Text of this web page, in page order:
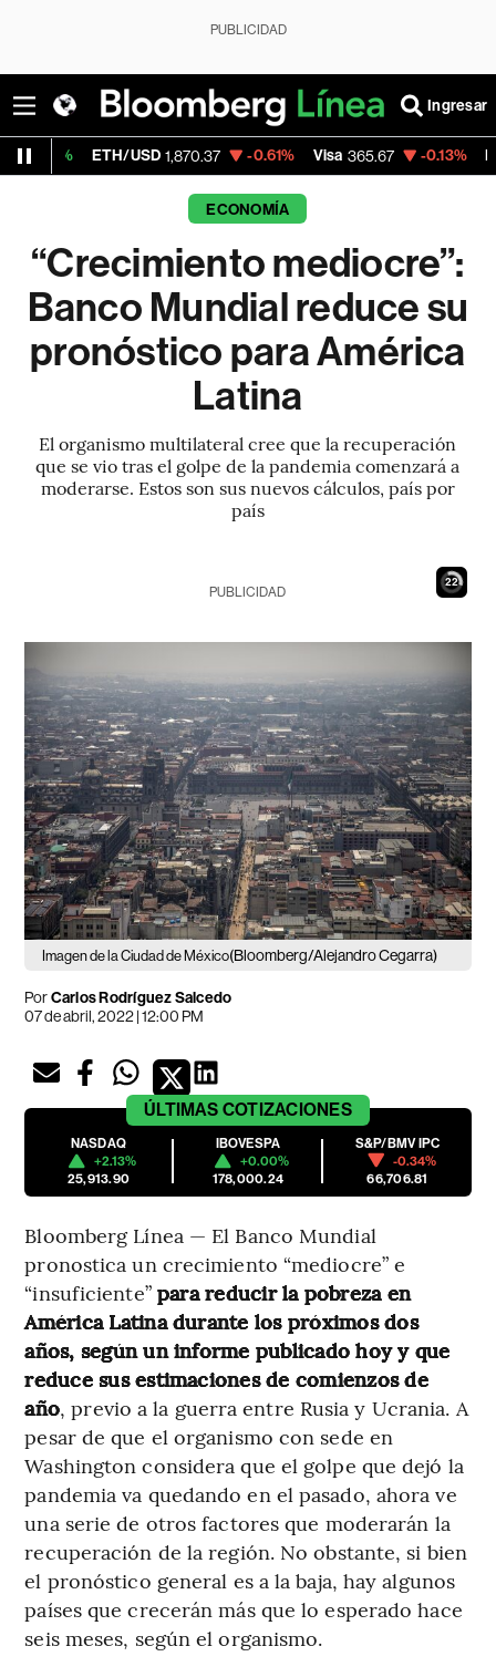
PUBLICIDAD
Ingresar
1,870.37 -0.61% Visa 365.67 -0.13% MercadoLibre
ECONOMÍA
“Crecimiento mediocre”:
Banco Mundial reduce su
pronóstico para América
Latina
El organismo multilateral cree que la recuperación
que se vio tras el golpe de la pandemia comenzará a
moderarse. Estos son sus nuevos cálculos, país por
país
20
PUBLICIDAD
Imagen de la Ciudad de México(Bloomberg/Alejandro Cegarra)
PorCarlos Rodríguez Salcedo
07 de abril, 2022 | 12:00 PM
ÚLTIMAS COTIZACIONES
NASDAQ
+2.13%
25,913.90
IBOVESPA
+0.00%
178,000.24
S&P/BMV IPC
-0.34%
66,706.81
Bloomberg Línea — El Banco Mundial
pronostica un crecimiento “mediocre” e
“insuficiente” para reducir la pobreza en
América Latina durante los próximos dos
años, según un informe publicado hoy y que
reduce sus estimaciones de comienzos de
año, previo a la guerra entre Rusia y Ucrania. A
pesar de que el organismo con sede en
Washington considera que el golpe que dejó la
pandemia va quedando en el pasado, ahora ve
una serie de otros factores que moderarán la
recuperación de la región. No obstante, si bien
el pronóstico general es a la baja, hay algunos
países que crecerán más que lo esperado hace
seis meses, según el organismo.